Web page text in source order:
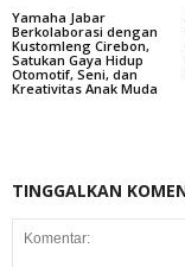
Yamaha Jabar
Berkolaborasi dengan
Kustomleng Cirebon,
Satukan Gaya Hidup
Otomotif, Seni, dan
Kreativitas Anak Muda
TINGGALKAN